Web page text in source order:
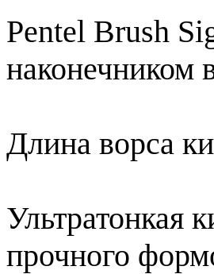
Pentel Brush
наконечником
Длина ворса
Ультратонкая
прочного